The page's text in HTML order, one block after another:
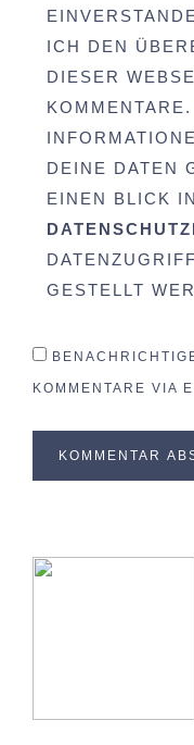
ICH DEN
DIESER
DEINE DATEN
EINEN BLICK
GESTELLT
KOMMENTARE VIA